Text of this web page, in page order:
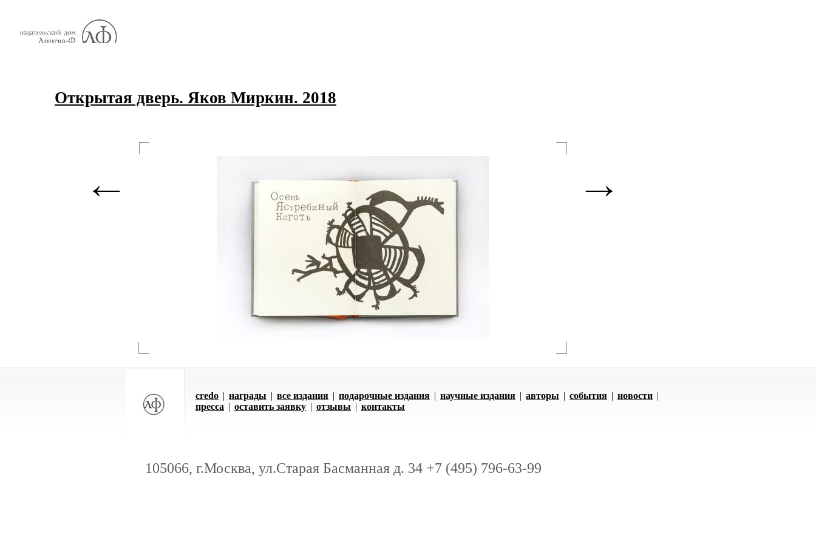
Открытая дверь. Яков Миркин. 2018
credo | награды | все издания | подарочные издания | научные издания | авторы | события | новости |
пресса | оставить заявку | отзывы | контакты
105066, г.Москва, ул.Старая Басманная д. 34 +7 (495) 796-63-99